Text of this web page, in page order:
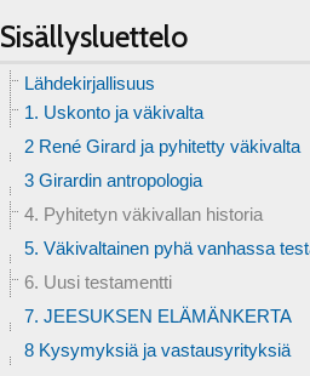
Sisällysluettelo
Lähdekirjallisuus
1. Uskonto ja väkivalta
2 René Girard ja pyhitetty väkivalta
3 Girardin antropologia
4. Pyhitetyn väkivallan historia
5. Väkivaltainen pyhä vanhassa
6. Uusi testamentti
7. JEESUKSEN ELÄMÄNKERTA
8 Kysymyksiä ja vastausyrityksiä